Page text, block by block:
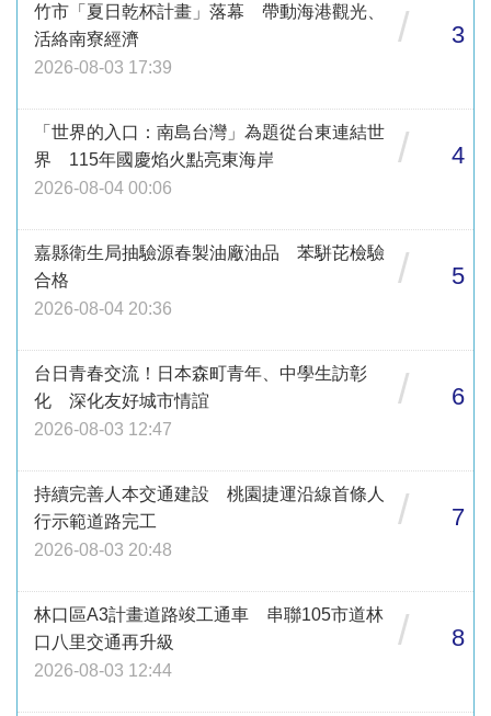
竹市「夏日乾杯計畫」落幕 帶動海港觀光、
活絡南寮經濟
2026-08-03 17:39
/ 3
「世界的入口：南島台灣」為題從台東連結世
界 115年國慶焰火點亮東海岸
2026-08-04 00:06
/ 4
嘉縣衛生局抽驗源春製油廠油品 苯駢芘檢驗
合格
2026-08-04 20:36
/ 5
台日青春交流！日本森町青年、中學生訪彰
化 深化友好城市情誼
2026-08-03 12:47
/ 6
持續完善人本交通建設 桃園捷運沿線首條人
行示範道路完工
2026-08-03 20:48
/ 7
林口區A3計畫道路竣工通車 串聯105市道林
口八里交通再升級
2026-08-03 12:44
/ 8